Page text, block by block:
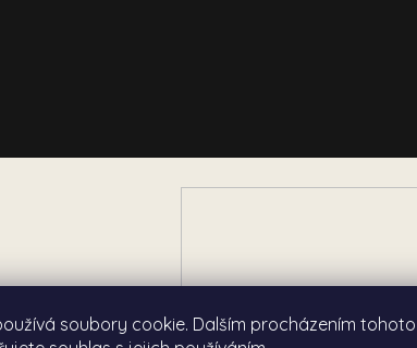
soubory cookie. Dalším procházením tohoto